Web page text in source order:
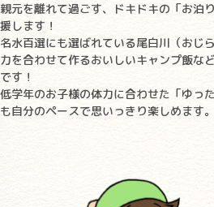
親元を離れて過ごす、ドキドキの「お泊
援します！
名水百選にも選ばれている尾白川（おじ
力を合わせて作るおいしいキャンプ飯な
です！
低学年のお子様の体力に合わせた「ゆっ
も自分のペースで思いっきり楽しめます。